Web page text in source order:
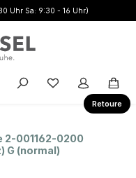
Uhr Sa: 9:30 - 16 Uhr)
Retoure
anzeigen
Du hast 0
2-001162-0200
G (normal)